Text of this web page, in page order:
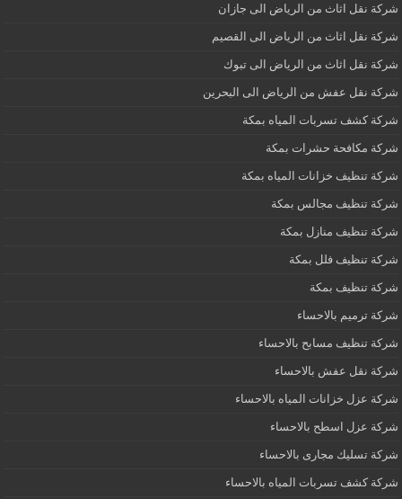
شركة نقل اثاث من الرياض الى جازان
شركة نقل اثاث من الرياض الى القصيم
شركة نقل اثاث من الرياض الى تبوك
شركة نقل عفش من الرياض الى البحرين
شركة كشف تسربات المياه بمكة
شركة مكافحة حشرات بمكة
شركة تنظيف خزانات المياه بمكة
شركة تنظيف مجالس بمكة
شركة تنظيف منازل بمكة
شركة تنظيف فلل بمكة
شركة تنظيف بمكة
شركة ترميم بالاحساء
شركة تنظيف مسابح بالاحساء
شركة نقل عفش بالاحساء
شركة عزل خزانات المياه بالاحساء
شركة عزل اسطح بالاحساء
شركة تسليك مجارى بالاحساء
شركة كشف تسربات المياه بالاحساء